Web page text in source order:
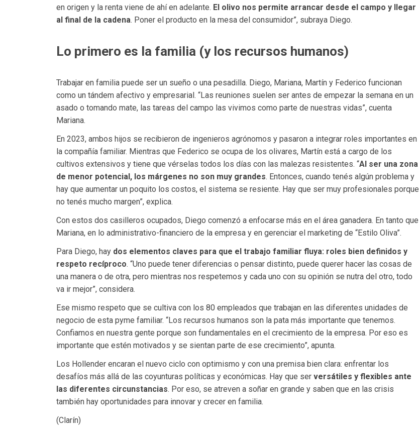
en origen y la renta viene de ahí en adelante. El olivo nos permite arrancar desde el campo y llegar
al final de la cadena. Poner el producto en la mesa del consumidor”, subraya Diego.
Lo primero es la familia (y los recursos humanos)
Trabajar en familia puede ser un sueño o una pesadilla. Diego, Mariana, Martín y Federico funcionan
como un tándem afectivo y empresarial. “Las reuniones suelen ser antes de empezar la semana en un
asado o tomando mate, las tareas del campo las vivimos como parte de nuestras vidas”, cuenta
Mariana.
En 2023, ambos hijos se recibieron de ingenieros agrónomos y pasaron a integrar roles importantes en
la compañía familiar. Mientras que Federico se ocupa de los olivares, Martín está a cargo de los
cultivos extensivos y tiene que vérselas todos los días con las malezas resistentes. “Al ser una zona
de menor potencial, los márgenes no son muy grandes. Entonces, cuando tenés algún problema y
hay que aumentar un poquito los costos, el sistema se resiente. Hay que ser muy profesionales porque
no tenés mucho margen”, explica.
Con estos dos casilleros ocupados, Diego comenzó a enfocarse más en el área ganadera. En tanto que
Mariana, en lo administrativo-financiero de la empresa y en gerenciar el marketing de “Estilo Oliva”.
Para Diego, hay dos elementos claves para que el trabajo familiar fluya: roles bien definidos y
respeto recíproco. “Uno puede tener diferencias o pensar distinto, puede querer hacer las cosas de
una manera o de otra, pero mientras nos respetemos y cada uno con su opinión se nutra del otro, todo
va ir mejor”, considera.
Ese mismo respeto que se cultiva con los 80 empleados que trabajan en las diferentes unidades de
negocio de esta pyme familiar. “Los recursos humanos son la pata más importante que tenemos.
Confiamos en nuestra gente porque son fundamentales en el crecimiento de la empresa. Por eso es
importante que estén motivados y se sientan parte de ese crecimiento”, apunta.
Los Hollender encaran el nuevo ciclo con optimismo y con una premisa bien clara: enfrentar los
desafíos más allá de las coyunturas políticas y económicas. Hay que ser versátiles y flexibles ante
las diferentes circunstancias. Por eso, se atreven a soñar en grande y saben que en las crisis
también hay oportunidades para innovar y crecer en familia.
(Clarín)